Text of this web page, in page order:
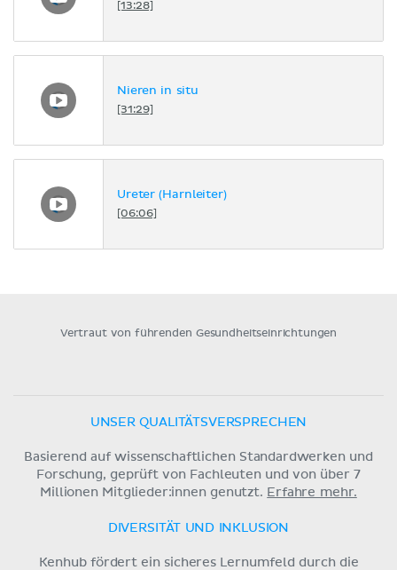
[13:28]
Nieren in situ
[31:29]
Ureter (Harnleiter)
[06:06]
Vertraut von führenden Gesundheitseinrichtungen
UNSER QUALITÄTSVERSPRECHEN
Basierend auf wissenschaftlichen Standardwerken und
Forschung, geprüft von Fachleuten und von über 7
Millionen Mitglieder:innen genutzt. Erfahre mehr.
DIVERSITÄT UND INKLUSION
Kenhub fördert ein sicheres Lernumfeld durch die